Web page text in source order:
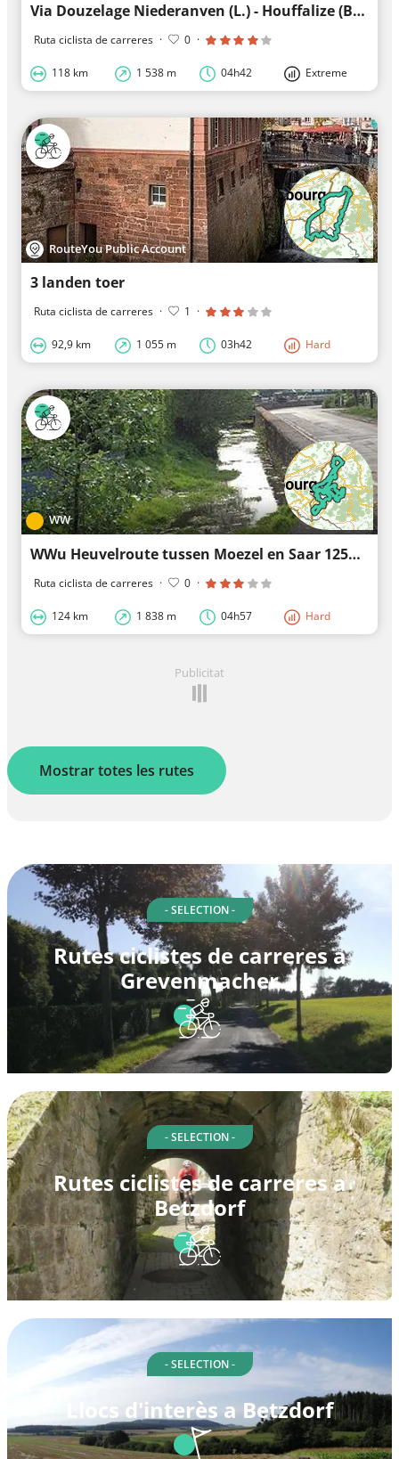
Via Douzelage Niederanven (L.) - Houffalize (B.) flatter alternative
Ruta ciclista de carreres · 0 ·
118 km 1 538 m 04h42 Extreme
RouteYou Public Account
3 landen toer
Ruta ciclista de carreres · 1 ·
92,9 km 1 055 m 03h42 Hard
WW
WWu Heuvelroute tussen Moezel en Saar 125km
Ruta ciclista de carreres · 0 ·
124 km 1 838 m 04h57 Hard
Publicitat
Mostrar totes les rutes
- SELECTION -
Rutes ciclistes de carreres a
Grevenmacher
- SELECTION -
Rutes ciclistes de carreres a
Betzdorf
- SELECTION -
Llocs d'interès a Betzdorf